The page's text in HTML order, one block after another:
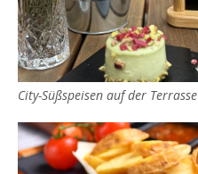
City-Süßspeisen auf der Terrasse